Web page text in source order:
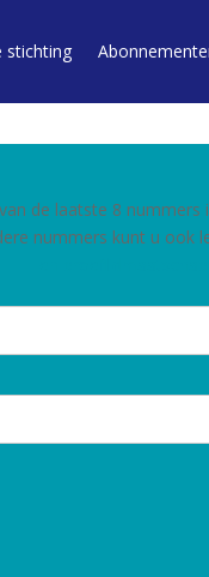
stichting
de laatste 8
nummers kunt u ook